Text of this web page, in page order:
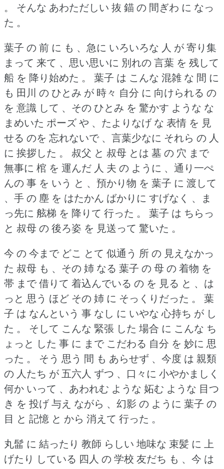
。
そんな あわただしい 抜 錨 の 間ぎわ に なっ
た 。
葉子 の 前 に も 、急に いろいろな 人 が 寄り集
まって 来て 、思い思いに 別れの 言葉 を 残して
船 を 降り始めた 。
葉子 は こんな 混雑 な 間 に
も 田川 の ひとみ が 時々 自分 に 向けられる の
を 意識 して 、その ひとみ を 驚かす ような な
まめいた ポーズ や 、たよりなげ な 表情 を 見
せる のを 忘れないで 、言葉少なに それら の 人
に 挨拶した 。
叔父 と 叔母 とは 墓 の 穴 まで
無事に 棺 を 運んだ 人 夫 の ように 、通り一ぺ
んの 事 を いう と 、預かり物 を 葉子 に 渡して
、手 の 塵 を はたかん ばかりに すげなく 、ま
っ先に 舷梯 を 降りて 行った 。
葉子 は ちらっ
と 叔母 の 後ろ姿 を 見送って 驚いた 。
今 の 今まで どこ とて 似通う 所 の 見えなかっ
た 叔母 も 、その 姉 なる 葉子 の 母 の 着物 を
帯 まで 借りて 着込んでいる の を 見る と 、は
っと 思う ほど その 姉 に そっくりだった 。
葉
子 は なんという 事 なし に いやな 心持ち が し
た 。
そして こんな 緊張 した 場合 に こんな ち
ょっと した 事 に まで こだわる 自分 を 妙に 思
った 。
そう 思う 間 も あらせず 、今度 は 親類
の 人たち が 五六人 ずつ 、口々に 小やかましく
何か いって 、あわれむ ような 妬む ような 目つ
き を 投げ 与え ながら 、幻影 の ように 葉子 の
目 と 記憶 と から 消えて 行った 。
丸髷 に 結ったり 教師 らしい 地味な 束髪 に 上
げたり している 四人 の 学校 友だち も 、今 は